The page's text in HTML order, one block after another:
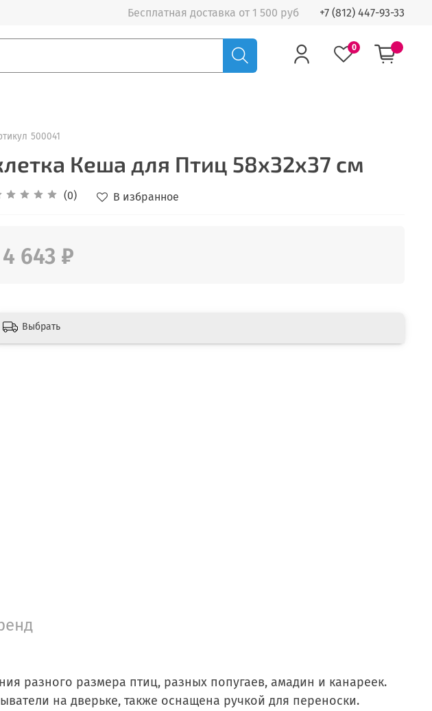
Бесплатная доставка от 1 500 руб +7 (812) 447-93-33
0
500041
Кеша для Птиц 58х32х37 см
(0) В избранное
4 643 ₽
Выбрать
разного размера птиц, разных попугаев, амадин и канареек.
на дверьке, также оснащена ручкой для переноски.